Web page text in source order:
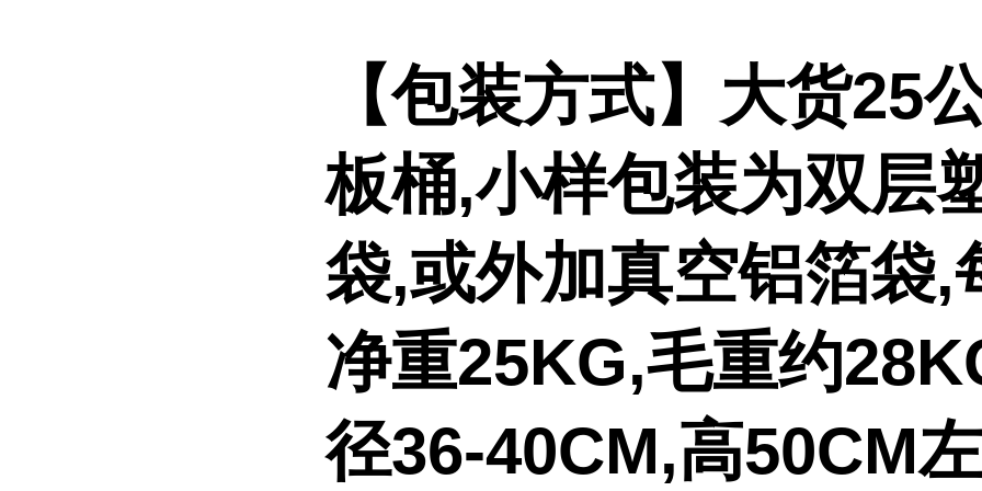
【包装方式】大货25
板桶,小样包装为双层
袋,或外加真空铝箔袋,
净重25KG,毛重约
径36-40CM,高50CM